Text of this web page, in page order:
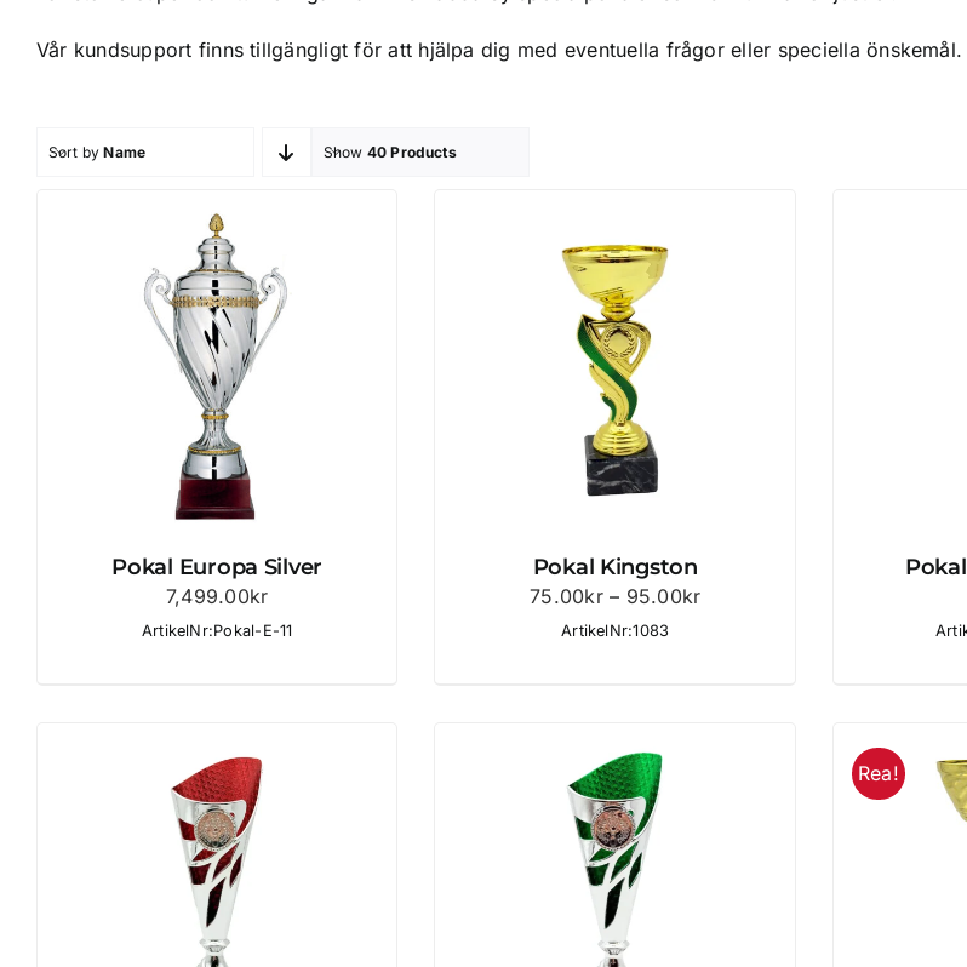
Vår kundsupport finns tillgängligt för att hjälpa dig med eventuella frågor eller speciella önskemål.
Sort byName Show 40 Products
Pokal Europa Silver
7,499.00kr
ArtikelNr:Pokal-E-11
Pokal Kingston
75.00kr – 95.00krPrisintervall:
ArtikelNr:1083
Rea!